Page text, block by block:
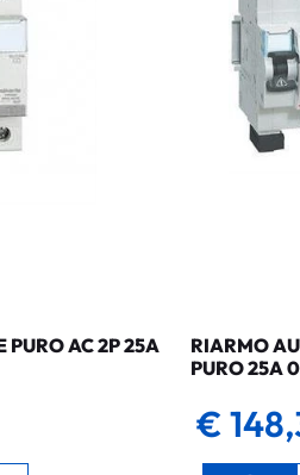
AC 2P 25A
RIARMO
PURO 25A
€